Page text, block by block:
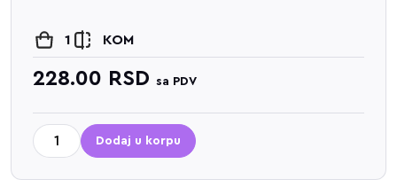
1 KOM
228.00 RSD sa PDV
Dodaj u korpu